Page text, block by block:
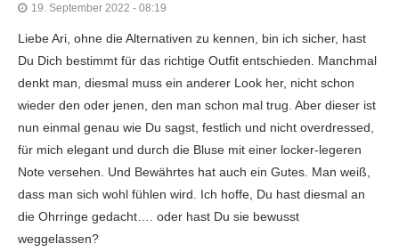
19. September 2022 - 08:19
Liebe Ari, ohne die Alternativen zu kennen, bin ich sicher, hast
Du Dich bestimmt für das richtige Outfit entschieden. Manchmal
denkt man, diesmal muss ein anderer Look her, nicht schon
wieder den oder jenen, den man schon mal trug. Aber dieser ist
nun einmal genau wie Du sagst, festlich und nicht overdressed,
für mich elegant und durch die Bluse mit einer locker-legeren
Note versehen. Und Bewährtes hat auch ein Gutes. Man weiß,
dass man sich wohl fühlen wird. Ich hoffe, Du hast diesmal an
die Ohrringe gedacht…. oder hast Du sie bewusst
weggelassen?